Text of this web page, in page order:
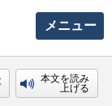
メニュー
本文を読み
上げる